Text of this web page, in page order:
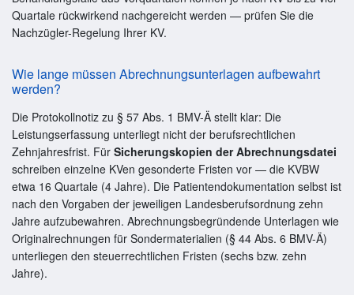
Quartale rückwirkend nachgereicht werden — prüfen Sie die
Nachzügler-Regelung Ihrer KV.
Wie lange müssen Abrechnungsunterlagen aufbewahrt
werden?
Die Protokollnotiz zu § 57 Abs. 1 BMV-Ä stellt klar: Die
Leistungserfassung unterliegt nicht der berufsrechtlichen
Zehnjahresfrist. Für Sicherungskopien der Abrechnungsdatei
schreiben einzelne KVen gesonderte Fristen vor — die KVBW
etwa 16 Quartale (4 Jahre). Die Patientendokumentation selbst ist
nach den Vorgaben der jeweiligen Landesberufsordnung zehn
Jahre aufzubewahren. Abrechnungsbegründende Unterlagen wie
Originalrechnungen für Sondermaterialien (§ 44 Abs. 6 BMV-Ä)
unterliegen den steuerrechtlichen Fristen (sechs bzw. zehn
Jahre).